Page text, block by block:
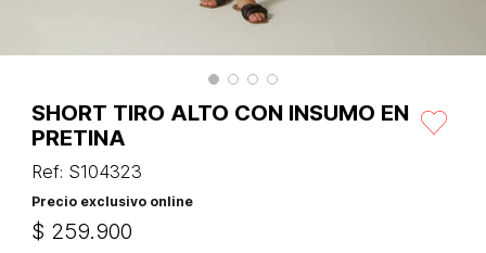
SHORT TIRO ALTO CON INSUMO EN
PRETINA
Ref: S104323
Precio exclusivo online
$ 259.900